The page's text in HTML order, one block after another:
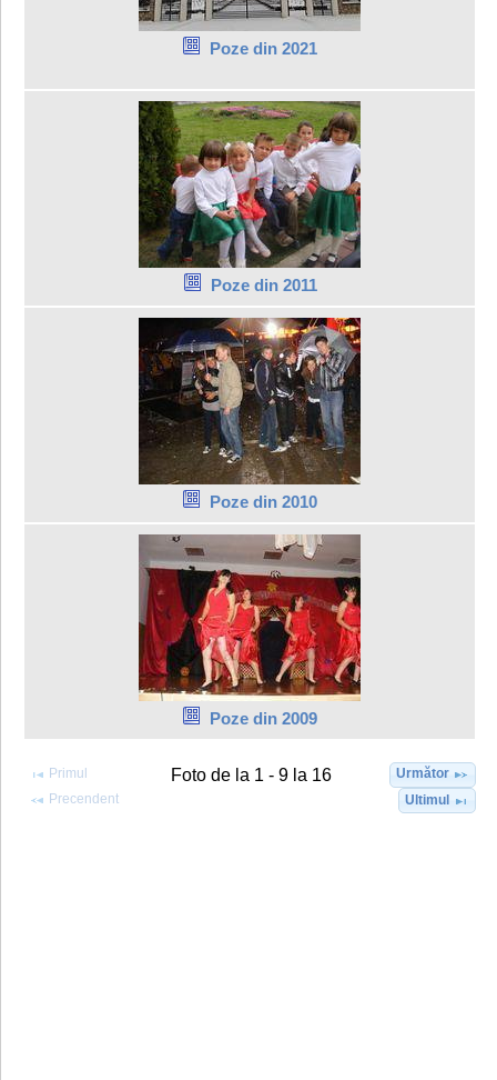
Poze din 2021
Poze din 2011
Poze din 2010
Poze din 2009
Primul
Precendent
Foto de la 1 - 9 la 16
Următor
Ultimul